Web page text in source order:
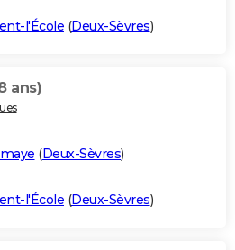
l'École (Deux-Sèvres)
ans)
(Deux-Sèvres)
l'École (Deux-Sèvres)